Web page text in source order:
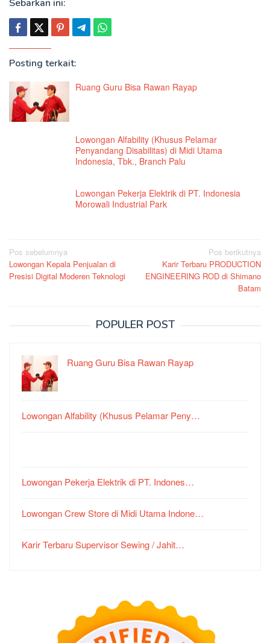
Sebarkan ini:
Posting terkait:
Ruang Guru Bisa Rawan Rayap
Lowongan Alfability (Khusus Pelamar
Penyandang Disabilitas) di Midi Utama
Indonesia, Tbk., Branch Palu
Lowongan Pekerja Elektrik di PT. Indonesia
Morowali Industrial Park
Navigasi
pos
Pos sebelumnya
Lowongan Kepala Penjualan di
Presisi Digital Moderen Teknologi
Pos berikutnya
Karir Terbaru PRODUCTION
ENGINEERING ROD di Shimano
Batam
POPULER POST
Ruang Guru Bisa Rawan Rayap
Lowongan Alfability (Khusus Pelamar Peny…
Lowongan Pekerja Elektrik di PT. Indones…
Lowongan Crew Store di Midi Utama Indone…
Karir Terbaru Supervisor Sewing / Jahit…